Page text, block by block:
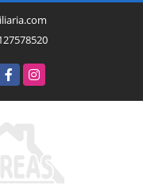
FacebookInstagram